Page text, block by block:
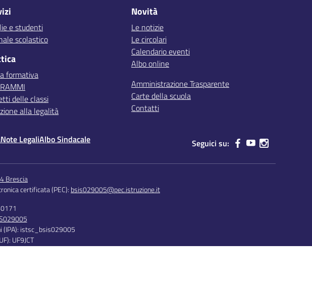
e studenti
scolastico
formativa
delle classi
alla legalità
Novità
Le notizie
Le circolari
Calendario eventi
Albo online
Amministrazione Trasparente
Carte della scuola
Contatti
Note LegaliAlbo Sindacale Seguici su:
Brescia
certificata (PEC): bsis029005@pec.istruzione.it
(IPA): istsc_bsis029005
UF9JCT